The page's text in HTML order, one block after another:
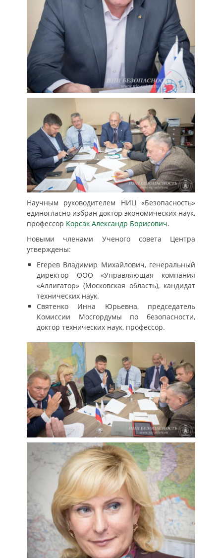
Научным руководителем НИЦ «Безопасность»
единогласно избран доктор экономических наук,
профессор Корсак Александр Борисович.
Новыми членами Ученого совета Центра
утверждены:
Егерев Владимир Михайлович, генеральный
директор ООО «Управляющая компания
«Аллигатор» (Московская область), кандидат
технических наук.
Святенко Инна Юрьевна, председатель
Комиссии Мосгордумы по безопасности,
доктор технических наук, профессор.